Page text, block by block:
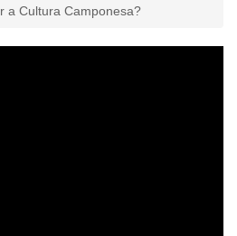
a Cultura Camponesa?